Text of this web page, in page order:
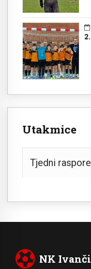
Utakmice
Tjedni
NK